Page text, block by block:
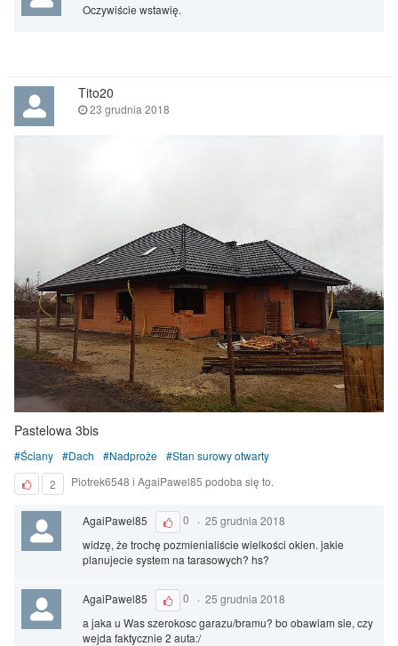
Oczywiście wstawię.
Tito20
23 grudnia 2018
Pastelowa 3bis
Ściany Dach Nadproże
Stan surowy otwarty
2
Piotrek6548 i AgaiPawel85 podoba się to.
AgaiPawel85 0 ·25 grudnia 2018
widzę, że trochę pozmienialiście wielkości okien. jakie
planujecie system na tarasowych? hs?
AgaiPawel85 0 ·25 grudnia 2018
a jaka u Was szerokosc garazu/bramu? bo obawiam sie, czy
wejda faktycznie 2 auta:/